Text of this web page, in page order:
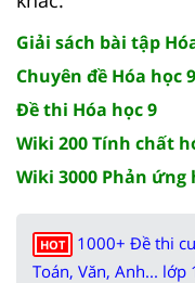
Giải sách bài tập
Chuyên đề Hóa học
Đề thi Hóa học 9
Wiki 200 Tính chất
Wiki 3000 Phản
HOT
1000+ Đề thi
Toán, Văn, Anh... lớp